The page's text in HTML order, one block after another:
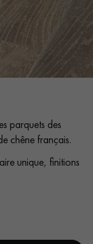
PARQUET FUMÉ
EN CHÊNE
au
?
parquets des
chêne français.
unique, finitions